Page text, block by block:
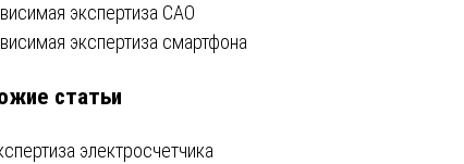
экспертиза САО
экспертиза смартфона
статьи
электросчетчика